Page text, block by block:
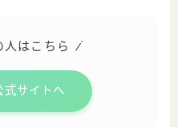
人はこちら
式サイトへ